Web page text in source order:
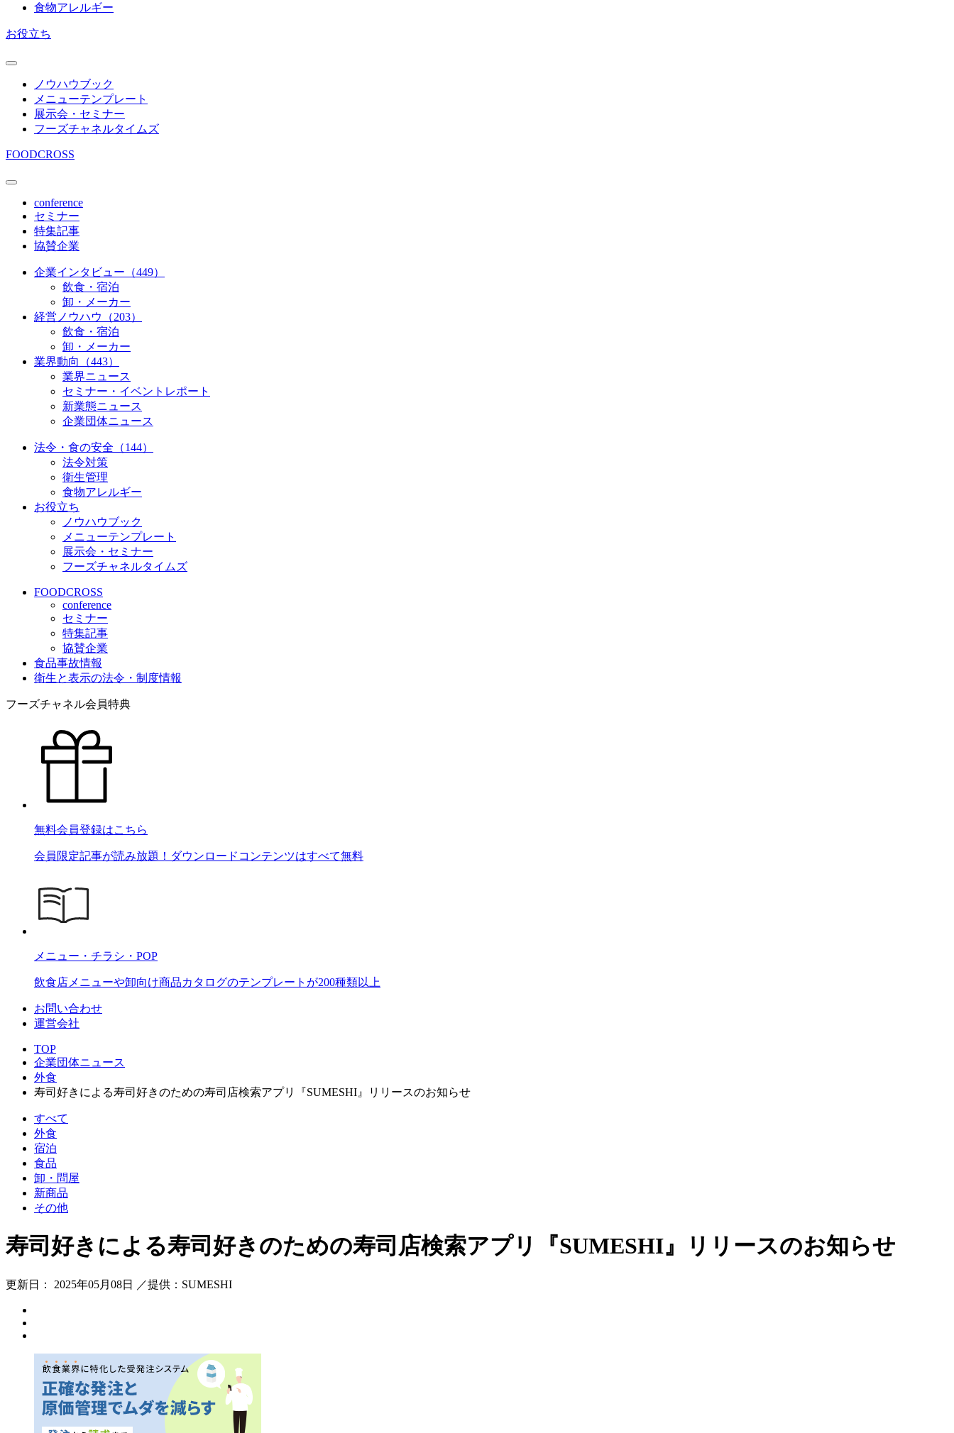
食物アレルギー
お役立ち
ノウハウブック
メニューテンプレート
展示会・セミナー
フーズチャネルタイムズ
FOODCROSS
conference
セミナー
特集記事
協賛企業
企業インタビュー（449）
飲食・宿泊
卸・メーカー
経営ノウハウ（203）
飲食・宿泊
卸・メーカー
業界動向（443）
業界ニュース
セミナー・イベントレポート
新業態ニュース
企業団体ニュース
法令・食の安全（144）
法令対策
衛生管理
食物アレルギー
お役立ち
ノウハウブック
メニューテンプレート
展示会・セミナー
フーズチャネルタイムズ
FOODCROSS
conference
セミナー
特集記事
協賛企業
食品事故情報
衛生と表示の法令・制度情報
フーズチャネル会員特典
無料会員登録はこちら
会員限定記事が読み放題！ダウンロードコンテンツはすべて無料
メニュー・チラシ・POP
飲食店メニューや卸向け商品カタログのテンプレートが200種類以上
お問い合わせ
運営会社
TOP
企業団体ニュース
外食
寿司好きによる寿司好きのための寿司店検索アプリ『SUMESHI』リリースのお知らせ
すべて
外食
宿泊
食品
卸・問屋
新商品
その他
寿司好きによる寿司好きのための寿司店検索アプリ『SUMESHI』リリースのお知らせ
更新日： 2025年05月08日 ／提供：SUMESHI